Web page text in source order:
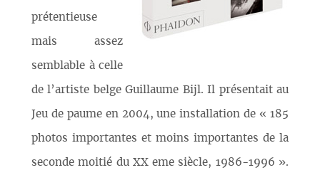
prétentieuse
mais assez
semblable à celle
de l’artiste belge Guillaume Bijl. Il présentait au
Jeu de paume en 2004, une installation de « 185
photos importantes et moins importantes de la
seconde moitié du XX eme siècle, 1986-1996 ».